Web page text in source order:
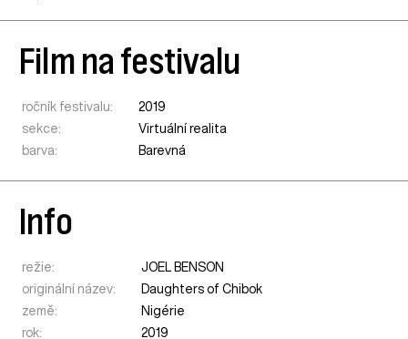
Film na festivalu
ročník festivalu:
2019
sekce:
Virtuální realita
barva:
Barevná
Info
režie:
JOEL BENSON
originální název:
Daughters of Chibok
země:
Nigérie
rok:
2019